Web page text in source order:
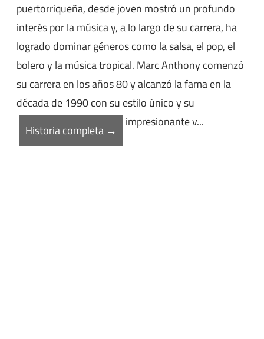
puertorriqueña, desde joven mostró un profundo
interés por la música y, a lo largo de su carrera, ha
logrado dominar géneros como la salsa, el pop, el
bolero y la música tropical. Marc Anthony comenzó
su carrera en los años 80 y alcanzó la fama en la
década de 1990 con su estilo único y su
impresionante v...
Historia completa →